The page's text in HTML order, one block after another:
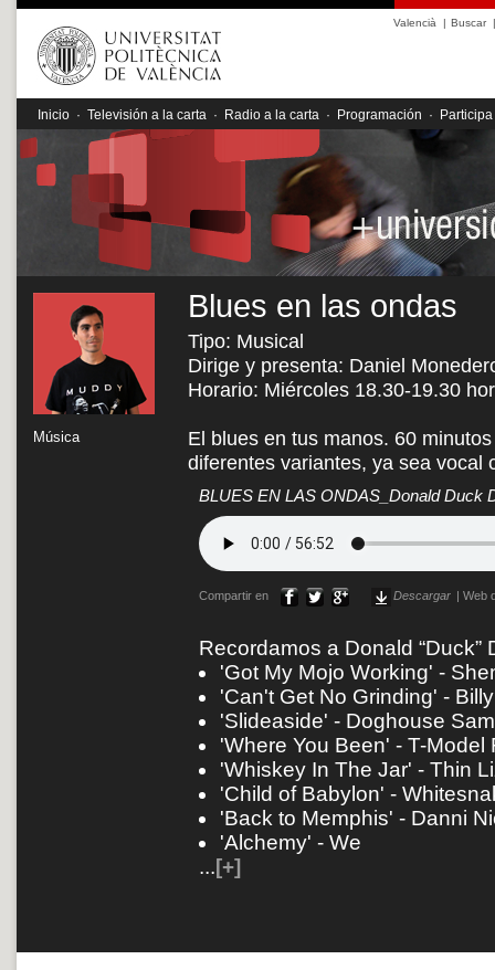
Valencià | Buscar|
Inicio · Televisión a la carta · Radio a la carta · Programación · Participa
Música
Blues en las ondas
Tipo: Musical
Dirige y presenta: Daniel
Horario: Miércoles 18.30-19.30
El blues en tus manos. 60
diferentes variantes, ya sea
BLUES EN LAS ONDAS_Donald Duck
Compartir en Descargar Web
Recordamos a Donald
'Got My Mojo Working' -
'Can't Get No Grinding' -
'Slideaside' - Doghouse
'Where You Been' - T-Model
'Whiskey In The Jar' - Thin
'Child of Babylon' -
'Back to Memphis' - Danni
'Alchemy' - We
...[+]